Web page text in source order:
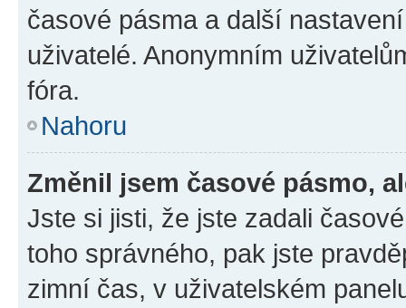
časové pásma a další
uživatelé. Anonymním
fóra.
Nahoru
Změnil jsem časové pásmo,
Jste si jisti, že jste zadali
toho správného, pak jste
zimní čas, v uživatelském